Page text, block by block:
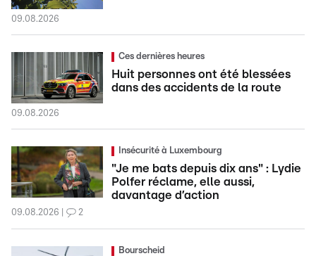
09.08.2026
Ces dernières heures
Huit personnes ont été blessées
dans des accidents de la route
09.08.2026
Insécurité à Luxembourg
"Je me bats depuis dix ans" : Lydie
Polfer réclame, elle aussi,
davantage d’action
09.08.2026 2
Bourscheid